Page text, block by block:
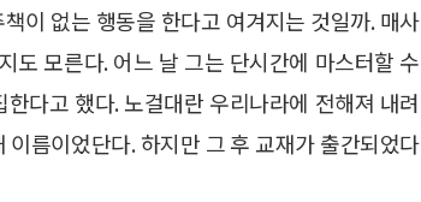
이 없는 행동을 한다고 여겨지는 것일까. 매사
도 모른다. 어느 날 그는 단시간에 마스터할 수
다고 했다. 노걸대란 우리나라에 전해져 내려
름이었단다. 하지만 그 후 교재가 출간되었다